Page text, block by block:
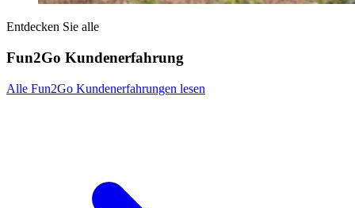
Entdecken Sie alle
Fun2Go Kundenerfahrung
Alle Fun2Go Kundenerfahrungen lesen